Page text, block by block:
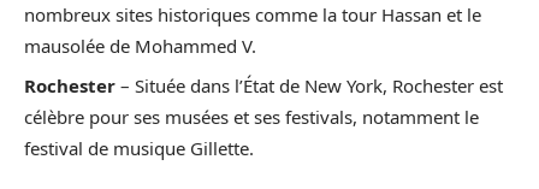
nombreux sites historiques comme la tour Hassan et le
mausolée de Mohammed V.
Rochester – Située dans l’État de New York, Rochester est
célèbre pour ses musées et ses festivals, notamment le
festival de musique Gillette.